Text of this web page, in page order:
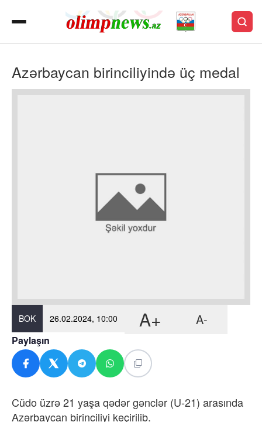
Azərbaycan birinciliyində üç medal
BOK 26.02.2024, 10:00 A+ A-
Paylaşın
Cüdo üzrə 21 yaşa qədər gənclər (U-21) arasında
Azərbaycan birinciliyi keçirilib.